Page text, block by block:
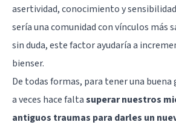
asertividad, conocimiento y
sería una comunidad con vínculos más
sin duda, este factor ayudaría a
bienser.
De todas formas, para tener una
a veces hace faltasuperar nuestros
antiguos traumas para darles un